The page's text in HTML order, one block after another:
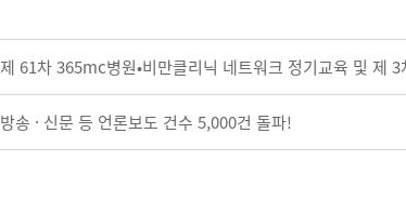
제 61차 365mc병원•비만클리닉 네트워크 정기교육 및 제
방송 · 신문 등 언론보도 건수 5,000건 돌파!